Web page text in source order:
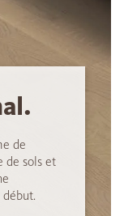
de
de sols et